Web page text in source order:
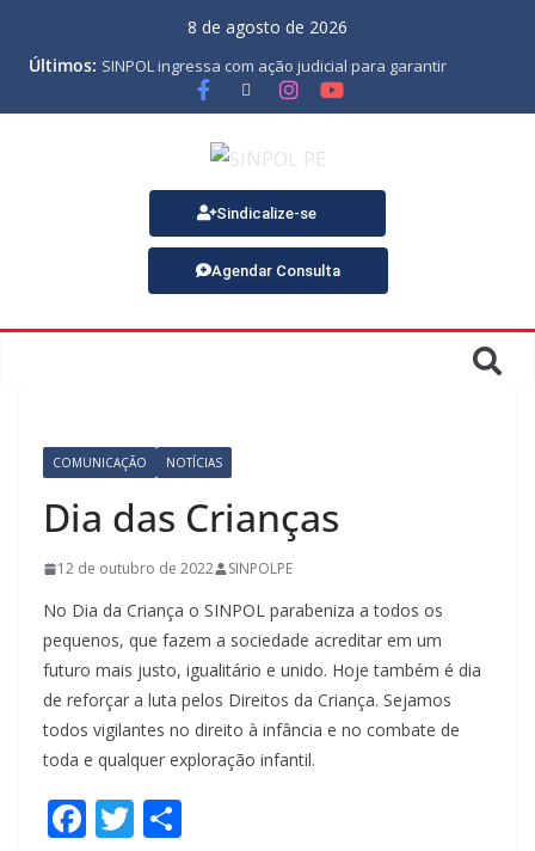
8 de agosto de 2026
Últimos: SINPOL ingressa com ação judicial para garantir
pagamento do PJES atrasado
ASSEMBLEIA GERAL ORDINÁRIA
MINUTA DA LEI ORGÂNICA
Nota de Pesar sobre o falecimento de Gonçalo, um dos
fundadores do SINPOL
SINPOL e CAMPOL promovem 2º Curso de Tiro Policial,
no dia 9 de outubro
Sindicalize-se
Agendar Consulta
COMUNICAÇÃO NOTÍCIAS
Dia das Crianças
12 de outubro de 2022 SINPOLPE
No Dia da Criança o SINPOL parabeniza a todos os
pequenos, que fazem a sociedade acreditar em um
futuro mais justo, igualitário e unido. Hoje também é dia
de reforçar a luta pelos Direitos da Criança. Sejamos
todos vigilantes no direito à infância e no combate de
toda e qualquer exploração infantil.
F T